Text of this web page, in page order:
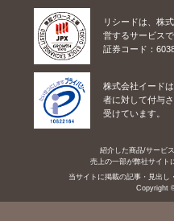
リシードは、株
営するサービスで
証券コード：
株式会社イード
者に対して付与
受けています。
紹介した商品/サービ
売上の一部が弊社サイト
当サイトに掲載の記事・見出し
Copyright